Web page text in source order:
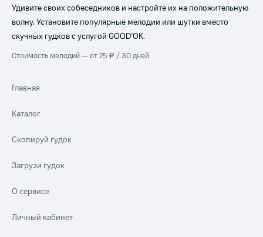
Удивите своих собеседников и настройте их на положительную
волну. Установите популярные мелодии или шутки вместо
скучных гудков с услугой GOOD’OK.
Стоимость мелодий — от 75 ₽ / 30 дней
Главная
Каталог
Скопируй гудок
Загрузи гудок
О сервисе
Личный кабинет